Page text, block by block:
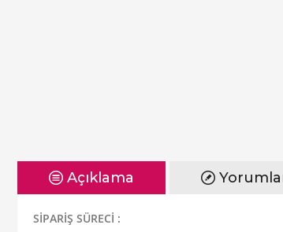
Açıklama
SİPARİŞ SÜRECİ :